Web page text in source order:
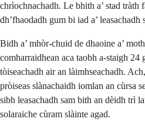
chrìochnachadh. Le bhith a’ stad tràth
dh’fhaodadh gum bi iad a’
Bidh a’ mhòr-chuid de dhaoine a’
comharraidhean aca taobh a-staigh 24
tòiseachadh air an làimhseachadh.
pròiseas slànachaidh iomlan an cùrsa
sibh leasachadh sam bith an dèidh trì
solaraiche cùram slàinte agad.